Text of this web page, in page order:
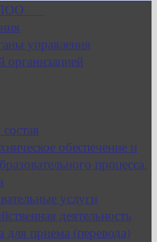
управления
организацией
обеспечение и
процесса.
услуги
деятельность
для приема (перевода)